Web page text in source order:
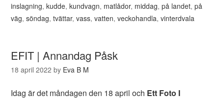
inslagning,kudde,kundvagn, matlådor, middag,på landet,på
väg,söndag,tvättar,vass,vatten,veckohandla,vinterdvala
EFIT | Annandag Påsk
18 april 2022 by Eva B M
Idag är det måndagen den 18 april och Ett Foto I